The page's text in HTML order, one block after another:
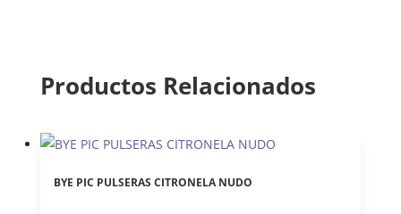
Productos Relacionados
BYE PIC PULSERAS CITRONELA NUDO